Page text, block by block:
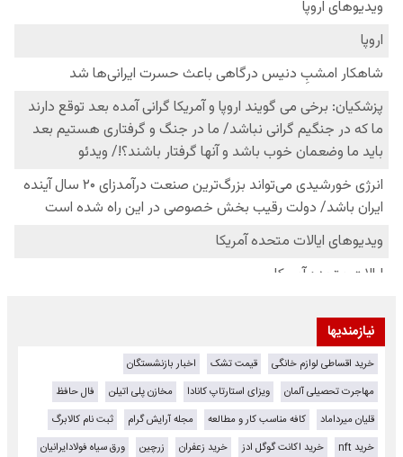
نیازمندیها
خرید اقساطی لوازم خانگی قیمت تشک
اخبار بازنشستگان
مهاجرت تحصیلی آلمان
ویزای استارتاپ کانادا مخازن پلی اتیلن
فال حافظ
قلیان میرداماد
کافه مناسب کار و مطالعه مجله آرایش گرام
ثبت نام کالابرگ
خرید nft
خرید اکانت گوگل ادز خرید زعفران زرچین
ورق سیاه فولادایرانیان